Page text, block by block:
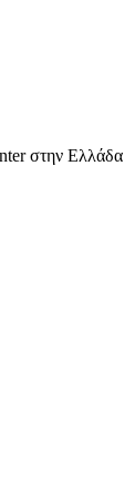
στην Ελλάδα